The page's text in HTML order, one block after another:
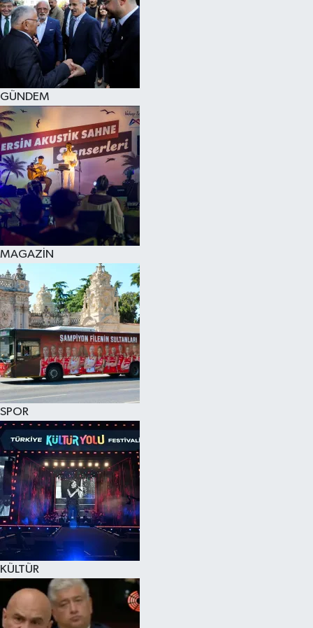
GÜNDEM
MAGAZİN
SPOR
KÜLTÜR
SPOR
KÜLTÜR SANAT
FRAGMANLAR